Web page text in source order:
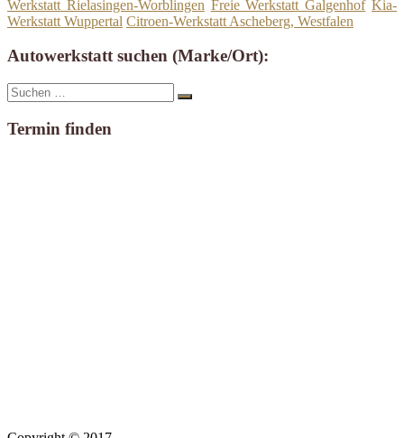
Werkstatt Rielasingen-Worblingen Freie Werkstatt Galgenhof Kia-
Werkstatt Wuppertal Citroen-Werkstatt Ascheberg, Westfalen
Autowerkstatt suchen (Marke/Ort):
Suche
nach:
Suchen
Termin finden